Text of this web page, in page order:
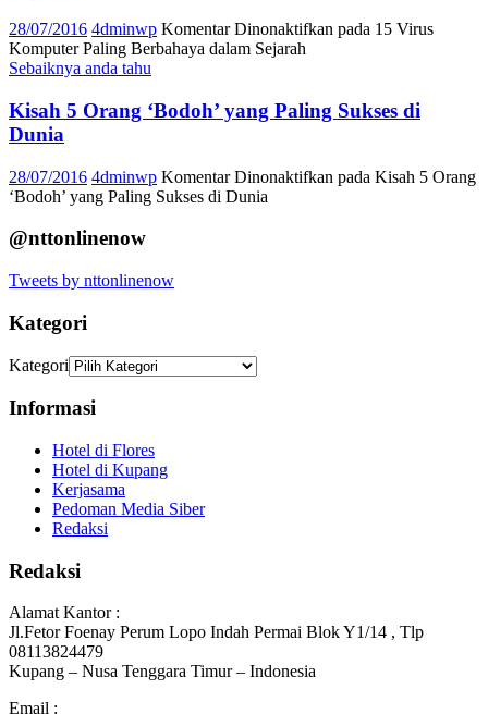
28/07/2016 4dminwp Komentar Dinonaktifkan pada 15 Virus
Komputer Paling Berbahaya dalam Sejarah
Sebaiknya anda tahu
Kisah 5 Orang ‘Bodoh’ yang Paling Sukses di
Dunia
28/07/2016 4dminwp Komentar Dinonaktifkan pada Kisah 5 Orang
‘Bodoh’ yang Paling Sukses di Dunia
@nttonlinenow
Tweets by nttonlinenow
Kategori
Kategori
Informasi
Hotel di Flores
Hotel di Kupang
Kerjasama
Pedoman Media Siber
Redaksi
Redaksi
Alamat Kantor :
Jl.Fetor Foenay Perum Lopo Indah Permai Blok Y1/14 , Tlp
08113824479
Kupang – Nusa Tenggara Timur – Indonesia
Email :